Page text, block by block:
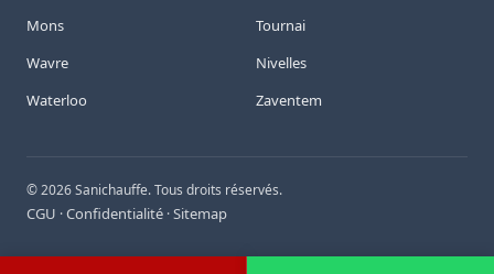
Mons
Tournai
Wavre
Nivelles
Waterloo
Zaventem
©2026Sanichauffe. Tous droits réservés.
CGU ·Confidentialité ·Sitemap